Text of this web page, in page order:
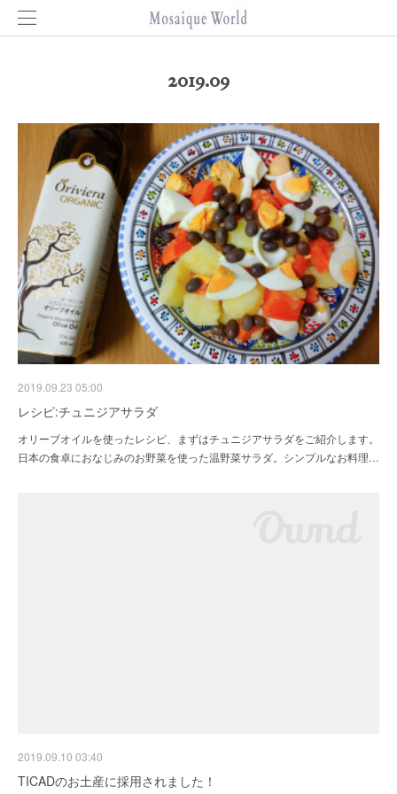
2019.09
2019.09.23 05:00
レシピ:チュニジアサラダ
オリーブオイルを使ったレシピ、まずはチュニジアサラダをご紹介します。
日本の食卓におなじみのお野菜を使った温野菜サラダ。シンプルなお料理…
2019.09.10 03:40
TICADのお土産に採用されました！